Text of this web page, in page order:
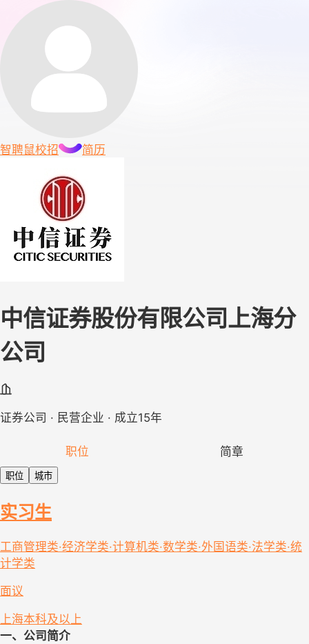
智聘鼠校招 简历
中信证券股份有限公司上海分
公司
证券公司 · 民营企业 · 成立15年
职位 简章
职位 城市
实习生
工商管理类·经济学类·计算机类·数学类·外国语类·法学类·统
计学类
面议
上海本科及以上
一、公司简介